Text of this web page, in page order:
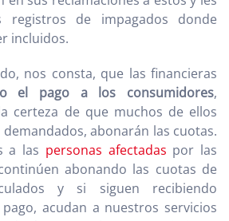
registros de impagados donde
incluidos.
nos consta, que las financieras
el pago a los consumidores,
certeza de que muchos de ellos
abonarán las cuotas.
a las personas afectadas por las
abonando las cuotas de
y si siguen recibiendo
acudan a nuestros servicios